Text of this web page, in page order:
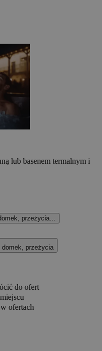
lub basenem termalnym i
przeżycia...
przeżycia
do ofert
ofertach